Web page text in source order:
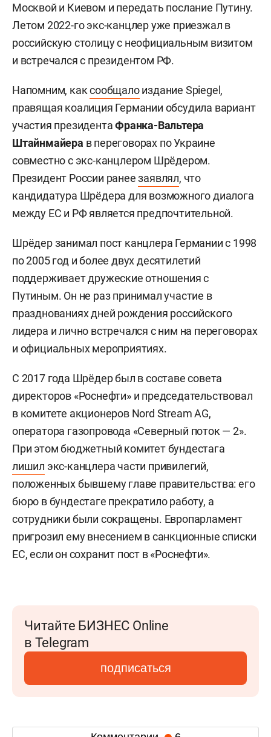
Москвой и Киевом и передать послание Путину.
Летом 2022-го экс-канцлер уже приезжал в
российскую столицу с неофициальным визитом
и встречался с президентом РФ.
Напомним, каксообщалоиздание Spiegel,
правящая коалиция Германии обсудила вариант
участия президентаФранка-Вальтера
Штайнмайера в переговорах по Украине
совместно с экс-канцлером Шрёдером.
Президент России ранеезаявлял, что
кандидатура Шрёдера для возможного диалога
между ЕС и РФ является предпочтительной.
Шрёдер занимал пост канцлера Германии с 1998
по 2005 год и более двух десятилетий
поддерживает дружеские отношения с
Путиным. Он не раз принимал участие в
празднованиях дней рождения российского
лидера и лично встречался с ним на переговорах
и официальных мероприятиях.
С 2017 года Шрёдер был в составе совета
директоров «Роснефти» и председательствовал
в комитете акционеров Nord Stream AG,
оператора газопровода «Северный поток — 2».
При этом бюджетный комитет бундестага
лишил экс-канцлера части привилегий,
положенных бывшему главе правительства: его
бюро в бундестаге прекратило работу, а
сотрудники были сокращены. Европарламент
пригрозил ему внесением в санкционные списки
ЕС, если он сохранит пост в «Роснефти».
Читайте БИЗНЕС Online
в Telegram
подписаться